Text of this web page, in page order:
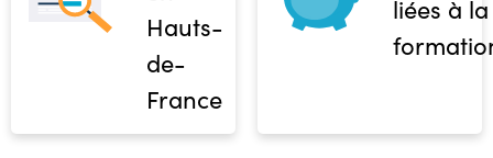
Hauts-
de-
France
liées à la